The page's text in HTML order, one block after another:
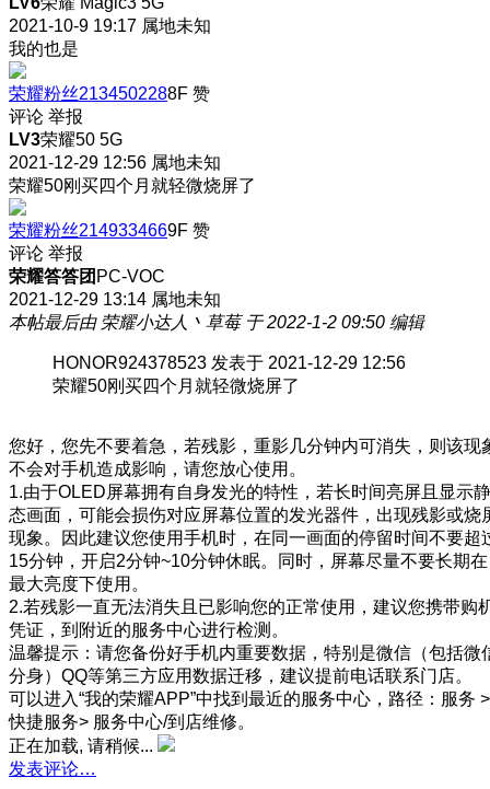
2021-10-9 19:17 属地未知
我的也是
荣耀粉丝2134502288F 赞
评论 举报
LV3荣耀50 5G
2021-12-29 12:56 属地未知
荣耀50刚买四个月就轻微烧屏了
荣耀粉丝2149334669F 赞
评论 举报
荣耀答答团 PC-VOC
2021-12-29 13:14 属地未知
本帖最后由 荣耀小达人丶草莓 于 2022-1-2 09:50 编辑
HONOR924378523 发表于 2021-12-29 12:56
荣耀50刚买四个月就轻微烧屏了
您好，您先不要着急，若残影，重影几分钟内可消失，则该现
不会对手机造成影响，请您放心使用。
1.由于OLED屏幕拥有自身发光的特性，若长时间亮屏且显示静
态画面，可能会损伤对应屏幕位置的发光器件，出现残影或烧
现象。因此建议您使用手机时，在同一画面的停留时间不要超
15分钟，开启2分钟~10分钟休眠。同时，屏幕尽量不要长期在
最大亮度下使用。
2.若残影一直无法消失且已影响您的正常使用，建议您携带购
凭证，到附近的服务中心进行检测。
温馨提示：请您备份好手机内重要数据，特别是微信（包括微
分身）QQ等第三方应用数据迁移，建议提前电话联系门店。
可以进入“我的荣耀APP”中找到最近的服务中心，路径：服务 >
快捷服务> 服务中心/到店维修。
正在加载, 请稍候...
发表评论…